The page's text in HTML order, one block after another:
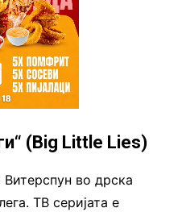
(Big Little Lies)
во дрска
ТВ серијата е